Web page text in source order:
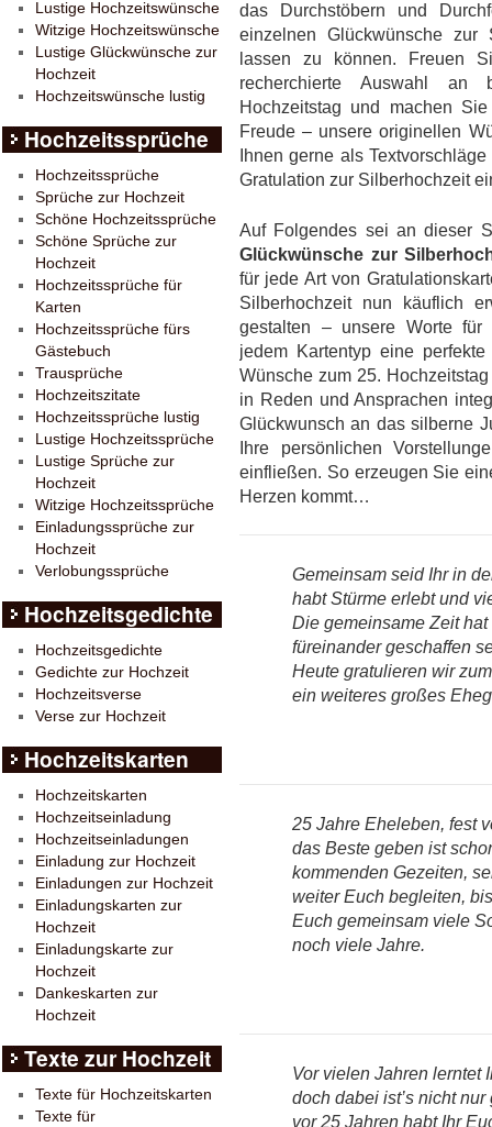
das Durchstöbern und
einzelnen Glückwünsche
lassen zu können. Freuen
recherchierte Auswahl an
Hochzeitstag und machen
Freude – unsere originellen
Ihnen gerne als
Gratulation zur Silberhochzeit
Auf Folgendes sei an dieser
Glückwünsche zur
für jede Art von
Silberhochzeit nun käuflich
gestalten – unsere Worte für
jedem Kartentyp eine
Wünsche zum 25.
in Reden und Ansprachen
Glückwunsch an das silberne
Ihre persönlichen
einfließen. So erzeugen Sie
Herzen kommt…
Gemeinsam seid Ihr in
habt Stürme erlebt und
Die gemeinsame Zeit
füreinander geschaffen
Heute gratulieren wir
ein weiteres großes
25 Jahre Eheleben, fest
das Beste geben ist
kommenden Gezeiten,
weiter Euch begleiten,
Euch gemeinsam viele
noch viele Jahre.
Vor vielen Jahren lerntet
doch dabei ist’s nicht
vor 25 Jahren habt Ihr
Lustige Hochzeitswünsche
Witzige Hochzeitswünsche
Lustige Glückwünsche zur
Hochzeit
Hochzeitswünsche lustig
Hochzeitssprüche
Hochzeitssprüche
Sprüche zur Hochzeit
Schöne Hochzeitssprüche
Schöne Sprüche zur
Hochzeit
Hochzeitssprüche für
Karten
Hochzeitssprüche fürs
Gästebuch
Trausprüche
Hochzeitszitate
Hochzeitssprüche lustig
Lustige Hochzeitssprüche
Lustige Sprüche zur
Hochzeit
Witzige Hochzeitssprüche
Einladungssprüche zur
Hochzeit
Verlobungssprüche
Hochzeitsgedichte
Hochzeitsgedichte
Gedichte zur Hochzeit
Hochzeitsverse
Verse zur Hochzeit
Hochzeitskarten
Hochzeitskarten
Hochzeitseinladung
Hochzeitseinladungen
Einladung zur Hochzeit
Einladungen zur Hochzeit
Einladungskarten zur
Hochzeit
Einladungskarte zur
Hochzeit
Dankeskarten zur
Hochzeit
Texte zur Hochzeit
Texte für Hochzeitskarten
Texte für